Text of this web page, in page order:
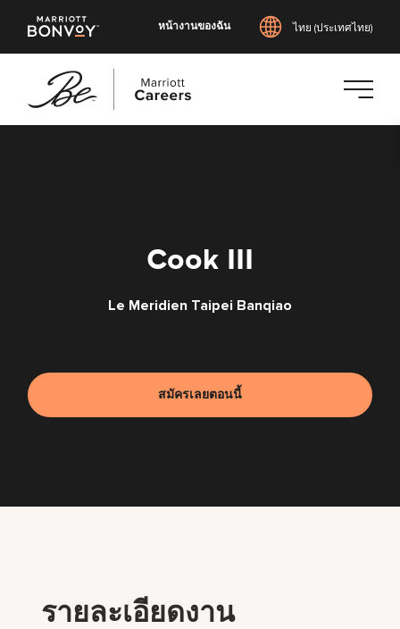
หน้างานของฉัน ไทย (ประเทศไทย)
Cook III
Le Meridien Taipei Banqiao
สมัครเลยตอนนี้
รายละเอียดงาน